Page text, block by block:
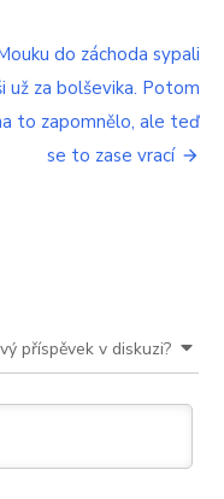
Lidl
a
do záchoda sypali
už za bolševika. Potom
to zapomnělo, ale teď
se to zase vrací
příspěvek v diskuzi?